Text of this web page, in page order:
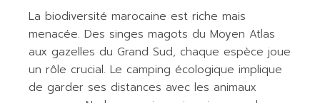
La biodiversité marocaine est riche mais
menacée. Des singes magots du Moyen Atlas
aux gazelles du Grand Sud, chaque espèce joue
un rôle crucial. Le camping écologique implique
de garder ses distances avec les animaux